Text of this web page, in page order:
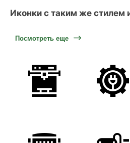
Иконки с таким же стилем
Посмотреть еще